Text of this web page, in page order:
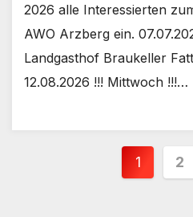
2026 alle Interessierten
AWO Arzberg ein.
Landgasthof Braukeller
12.08.2026 !!! Mittwoch !!!…
1 2